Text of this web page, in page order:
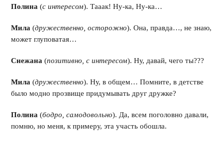
Полина(с интересом). Тааак! Ну-ка, Ну-ка…
Мила (дружественно, осторожно). Она, правда…, не знаю,
может глуповатая…
Снежана (позитивно, с интересом). Ну, давай, чего ты???
Мила (дружественно). Ну, в общем… Помните, в детстве
было модно прозвище придумывать друг дружке?
Полина(бодро, самодовольно). Да, всем поголовно давали,
помню, но меня, к примеру, эта участь обошла.